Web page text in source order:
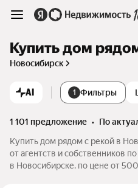
Купить дом
Новосибирск
AI 1 Фильтры
1 101 предложение •
по
Купить дом рядом с рекой в
от агентств и собственников
в Новосибирске. по цене от